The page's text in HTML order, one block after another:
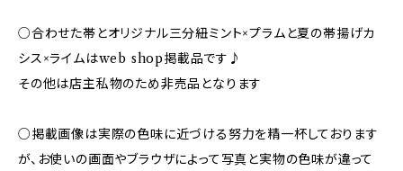
○合わせた帯とオリジナル三分紐ミント×プラムと夏の帯揚げカ
シス×ライムはweb shop掲載品です♪
その他は店主私物のため非売品となります
○掲載画像は実際の色味に近づける努力を精一杯しております
が、お使いの画面やブラウザによって写真と実物の色味が違って